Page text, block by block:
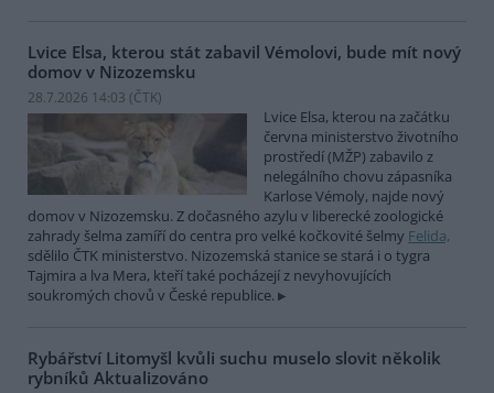
Lvice Elsa, kterou stát zabavil Vémolovi, bude mít nový
domov v Nizozemsku
28.7.2026 14:03 (ČTK)
Lvice Elsa, kterou na začátku
června ministerstvo životního
prostředí (MŽP) zabavilo z
nelegálního chovu zápasníka
Karlose Vémoly, najde nový
domov v Nizozemsku. Z dočasného azylu v liberecké zoologické
zahrady šelma zamíří do centra pro velké kočkovité šelmy Felida,
sdělilo ČTK ministerstvo. Nizozemská stanice se stará i o tygra
Tajmira a lva Mera, kteří také pocházejí z nevyhovujících
soukromých chovů v České republice.
Rybářství Litomyšl kvůli suchu muselo slovit několik
rybníků Aktualizováno